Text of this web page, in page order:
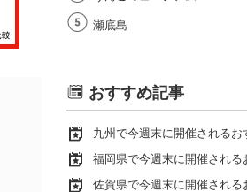
瀬底島
おすすめ記事
九州で今週末に開催されるお
福岡県で今週末に開催される
佐賀県で今週末に開催される